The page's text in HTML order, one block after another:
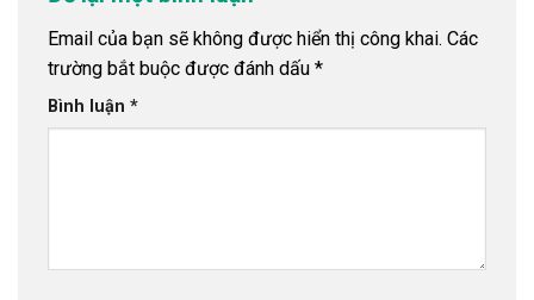
Email của bạn sẽ không được hiển thị công khai. Các
trường bắt buộc được đánh dấu *
Bình luận *